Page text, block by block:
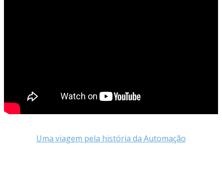
Uma viagem pela história da Automação